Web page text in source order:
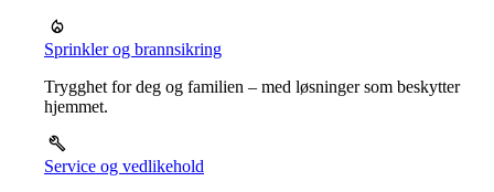
Sprinkler og brannsikring
Trygghet for deg og familien – med løsninger som beskytter
hjemmet.
Service og vedlikehold